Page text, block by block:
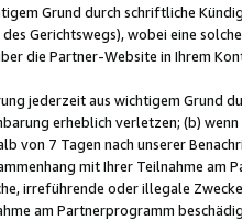
Grund durch schriftliche
Gerichtswegs), wobei eine
die Partner-Website in Ihrem
jederzeit aus wichtigem Grund
erheblich verletzen; (b)
von 7 Tagen nach unserer
mit Ihrer Teilnahme am
irreführende oder illegale
am Partnerprogramm